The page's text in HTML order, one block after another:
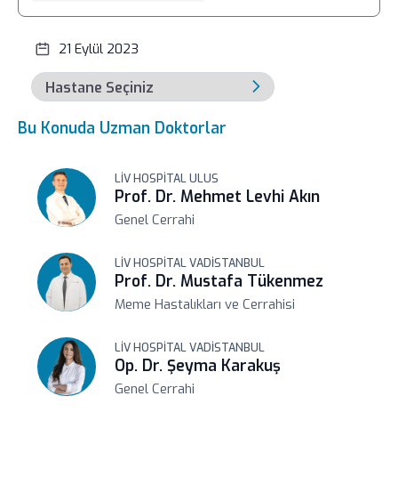
21 Eylül 2023
Bu Konuda Uzman Doktorlar
LIV HOSPITAL ULUS
Prof. Dr. Mehmet Levhi Akın
Genel Cerrahi
LIV HOSPITAL VADISTANBUL
Prof. Dr. Mustafa Tükenmez
Meme Hastalıkları ve Cerrahisi
LIV HOSPITAL VADISTANBUL
Op. Dr. Şeyma Karakuş
Genel Cerrahi